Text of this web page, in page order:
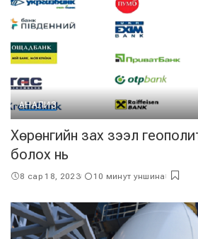
АНАЛИЗ
Хөрөнгийн зах зээл
болох нь
8 сар 18, 2023 10 минут уншина